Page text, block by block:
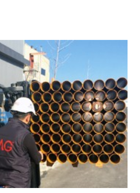
КАНАЛИЗАЦИЯ PAG В ТРЦ